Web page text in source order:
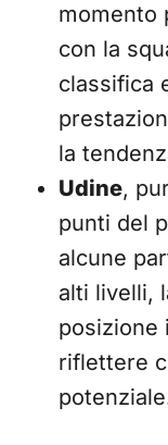
momento
con la
classifica
la
Udine,
punti del
alcune
alti livelli,
posizione
riflettere